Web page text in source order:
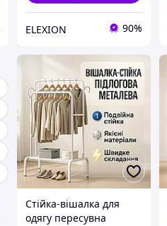
ELEXION 90%
Стійка-вішалка для
одягу пересувна